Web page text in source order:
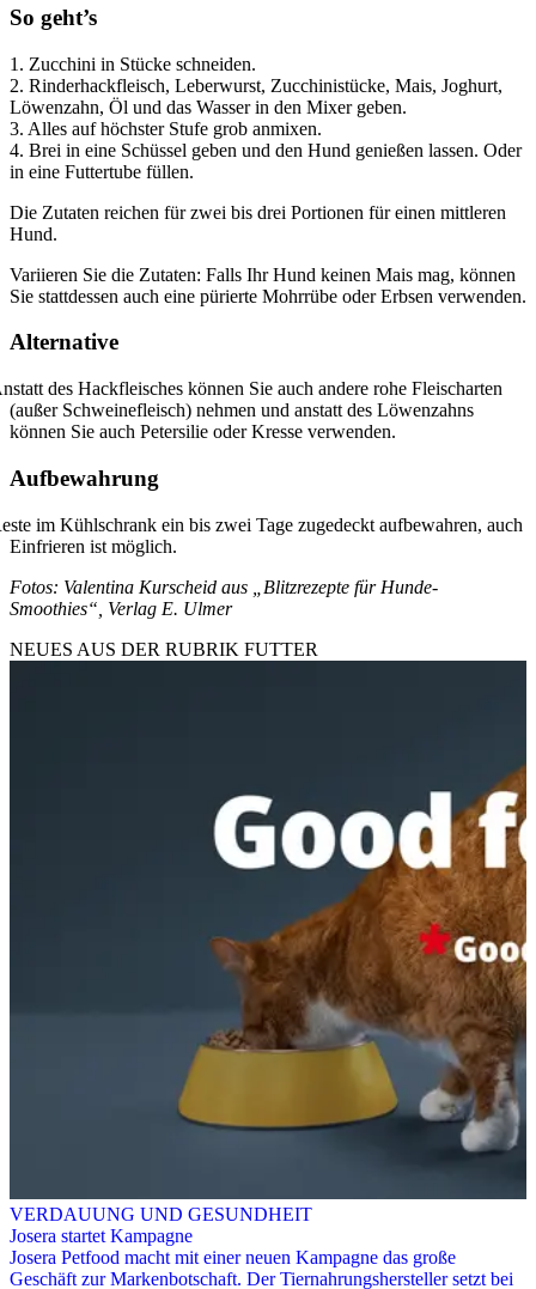
So geht’s
1. Zucchini in Stücke schneiden.
2. Rinderhackfleisch, Leberwurst, Zucchinistücke, Mais, Joghurt,
Löwenzahn, Öl und das Wasser in den Mixer geben.
3. Alles auf höchster Stufe grob anmixen.
4. Brei in eine Schüssel geben und den Hund genießen lassen. Oder
in eine Futtertube füllen.
Die Zutaten reichen für zwei bis drei Portionen für einen mittleren
Hund.
Variieren Sie die Zutaten: Falls Ihr Hund keinen Mais mag, können
Sie stattdessen auch eine pürierte Mohrrübe oder Erbsen verwenden.
Alternative
des Hackfleisches können Sie auch andere rohe Fleischarten
(außer Schweinefleisch) nehmen und anstatt des Löwenzahns
können Sie auch Petersilie oder Kresse verwenden.
Aufbewahrung
im Kühlschrank ein bis zwei Tage zugedeckt aufbewahren, auch
Einfrieren ist möglich.
Fotos: Valentina Kurscheid aus „Blitzrezepte für Hunde-
Smoothies“, Verlag E. Ulmer
NEUES AUS DER RUBRIK FUTTER
VERDAUUNG UND GESUNDHEIT
Josera startet Kampagne
Josera Petfood macht mit einer neuen Kampagne das große
Geschäft zur Markenbotschaft. Der Tiernahrungshersteller setzt bei